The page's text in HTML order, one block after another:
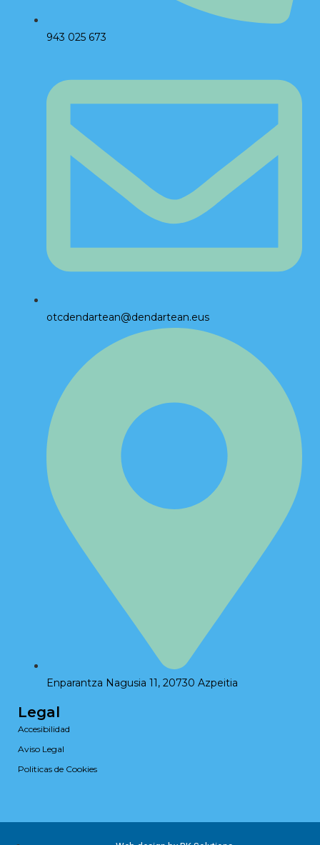
943 025 673
otcdendartean@dendartean.eus
Enparantza Nagusia 11, 20730 Azpeitia
Legal
Accesibilidad
Aviso Legal
Politicas de Cookies